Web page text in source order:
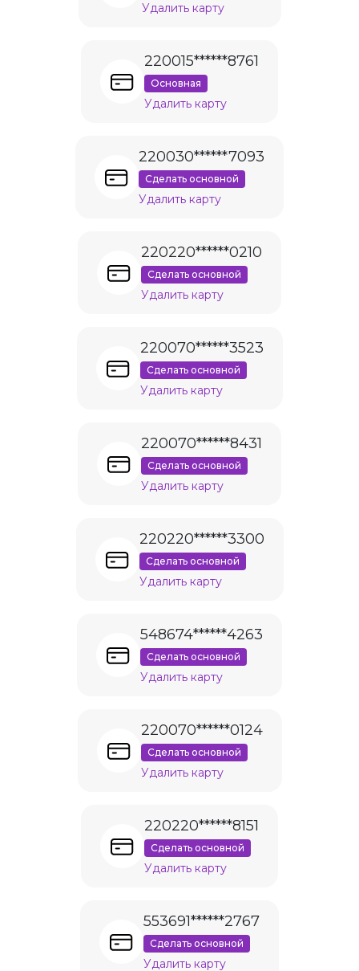
Удалить карту
220015******8761
Основная
Удалить карту
220030******7093
Сделать основной
Удалить карту
220220******0210
Сделать основной
Удалить карту
220070******3523
Сделать основной
Удалить карту
220070******8431
Сделать основной
Удалить карту
220220******3300
Сделать основной
Удалить карту
548674******4263
Сделать основной
Удалить карту
220070******0124
Сделать основной
Удалить карту
220220******8151
Сделать основной
Удалить карту
553691******2767
Сделать основной
Удалить карту